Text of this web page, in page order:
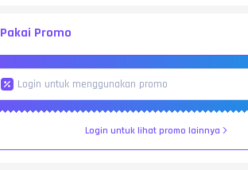
Pakai Promo
Login untuk lihat promo lainnya